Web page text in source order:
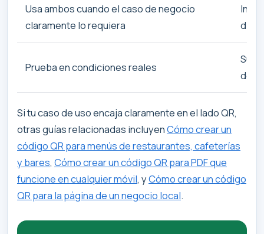
Usa ambos cuando el caso de negocio
claramente lo requiera
Prueba en condiciones reales
Si tu caso de uso encaja claramente en el lado QR,
otras guías relacionadas incluyenCómo crear un
código QR para menús de restaurantes, cafeterías
y bares, Cómo crear un código QR para PDF que
funcione en cualquier móvil, yCómo crear un código
QR para la página de un negocio local.